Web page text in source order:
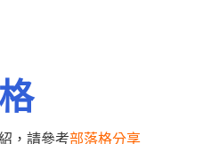
，請參考部落格分享